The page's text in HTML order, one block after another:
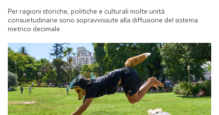
Per ragioni storiche, politiche e culturali molte unità
consuetudinarie sono sopravvissute alla diffusione del sistema
metrico decimale